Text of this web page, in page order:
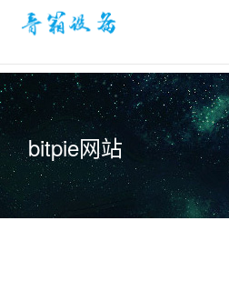
bitpie网站